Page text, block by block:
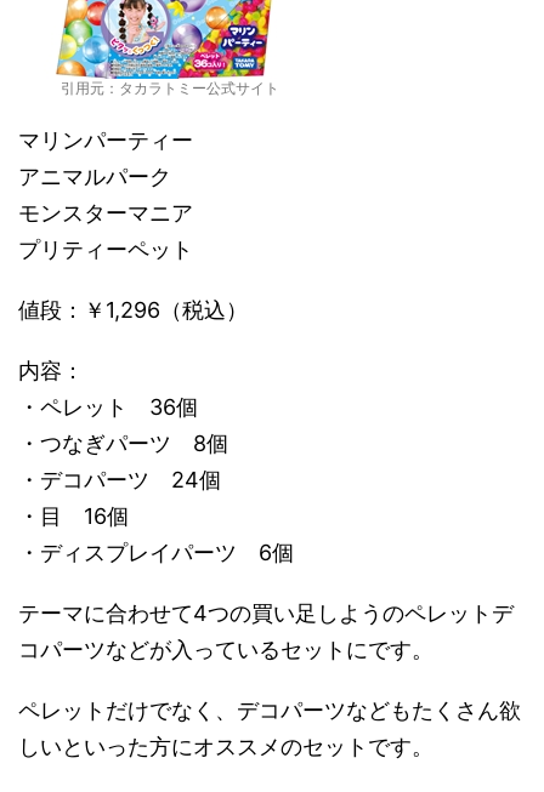
引用元：タカラトミー公式サイト
マリンパーティー
アニマルパーク
モンスターマニア
プリティーペット
値段：￥1,296（税込）
内容：
・ペレット 36個
・つなぎパーツ 8個
・デコパーツ 24個
・目 16個
・ディスプレイパーツ 6個
テーマに合わせて4つの買い足しようのペレットデ
コパーツなどが入っているセットにです。
ペレットだけでなく、デコパーツなどもたくさん欲
しいといった方にオススメのセットです。